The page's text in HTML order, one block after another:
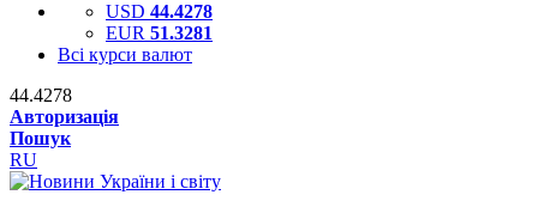
USD 44.4278
EUR 51.3281
Всі курси валют
44.4278
Авторизація
Пошук
RU